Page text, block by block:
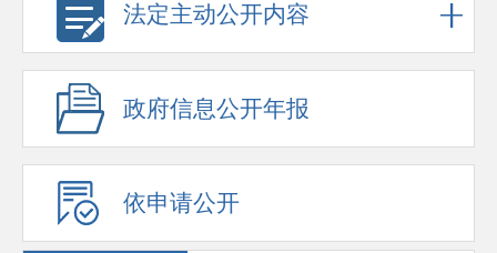
法定主动公开内容
政府信息公开年报
依申请公开